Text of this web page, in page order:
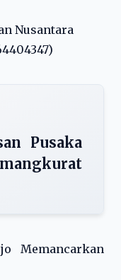
Nusantara
Pusaka
Memancarkan